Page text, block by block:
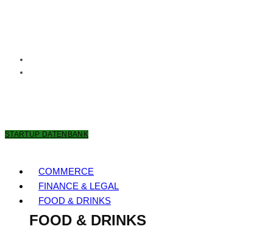
STARTUP DATENBANK
COMMERCE
FINANCE & LEGAL
FOOD & DRINKS
FOOD & DRINKS